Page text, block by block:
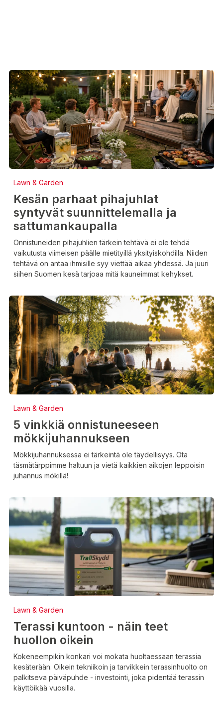
Lawn & Garden
Kesän parhaat pihajuhlat
syntyvät suunnittelemalla ja
sattumankaupalla
Onnistuneiden pihajuhlien tärkein tehtävä ei ole tehdä
vaikutusta viimeisen päälle mietityillä yksityiskohdilla. Niiden
tehtävä on antaa ihmisille syy viettää aikaa yhdessä. Ja juuri
siihen Suomen kesä tarjoaa mitä kauneimmat kehykset.
Lawn & Garden
5 vinkkiä onnistuneeseen
mökkijuhannukseen
Mökkijuhannuksessa ei tärkeintä ole täydellisyys. Ota
täsmätärppimme haltuun ja vietä kaikkien aikojen leppoisin
juhannus mökillä!
Lawn & Garden
Terassi kuntoon - näin teet
huollon oikein
Kokeneempikin konkari voi mokata huoltaessaan terassia
kesäterään. Oikein tekniikoin ja tarvikkein terassinhuolto on
palkitseva päiväpuhde - investointi, joka pidentää terassin
käyttöikää vuosilla.